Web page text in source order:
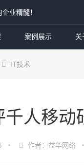
业精髓！
案例展示 关
IT技术
人移动
作者：益华网络